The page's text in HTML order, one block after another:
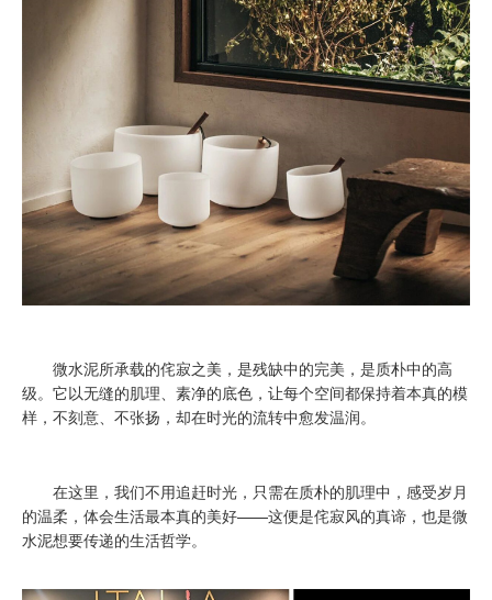
微水泥所承载的侘寂之美，是残缺中的完美，是质朴中的高
级。它以无缝的肌理、素净的底色，让每个空间都保持着本真的模
样，不刻意、不张扬，却在时光的流转中愈发温润。
在这里，我们不用追赶时光，只需在质朴的肌理中，感受岁月
的温柔，体会生活最本真的美好——这便是侘寂风的真谛，也是微
水泥想要传递的生活哲学。